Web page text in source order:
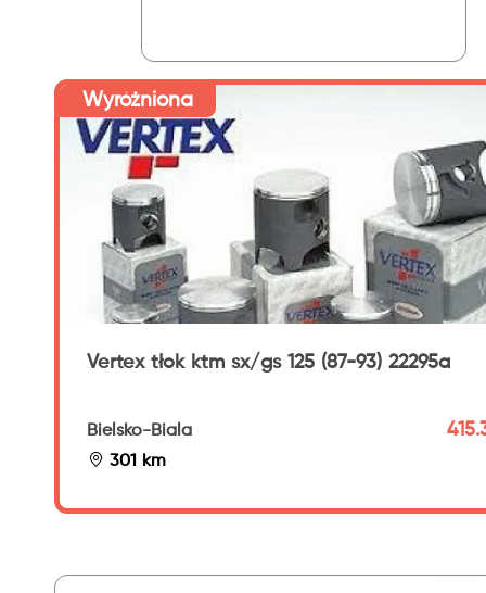
Wyróżniona
Vertex tłok ktm sx/gs 125 (87-93) 22295a
Bielsko-Biala
301 km